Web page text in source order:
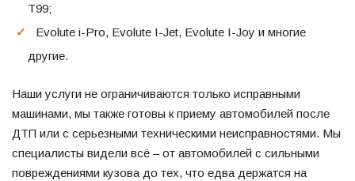
T99;
Evolute i-Pro, Evolute I-Jet, Evolute I-Joy и многие
другие.
Наши услуги не ограничиваются только исправными
машинами, мы также готовы к приему автомобилей после
ДТП или с серьезными техническими неисправностями. Мы
специалисты видели всё – от автомобилей с сильными
повреждениями кузова до тех, что едва держатся на